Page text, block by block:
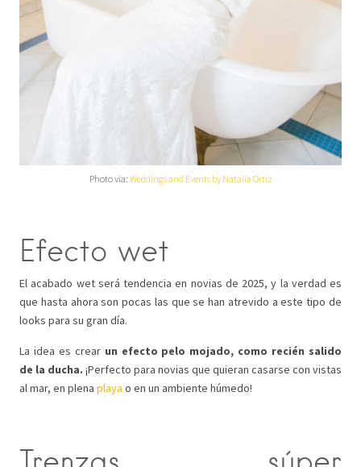
Photo via: Weddings and Events by Natalia Ortiz
Efecto wet
El acabado wet será tendencia en novias de 2025, y la verdad es
que hasta ahora son pocas las que se han atrevido a este tipo de
looks para su gran día.
La idea es crear un efecto pelo mojado, como recién salido
de la ducha. ¡Perfecto para novias que quieran casarse con vistas
al mar, en plena playa o en un ambiente húmedo!